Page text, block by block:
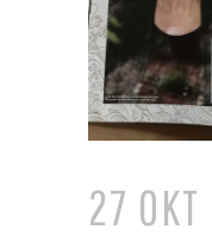
27 OKT